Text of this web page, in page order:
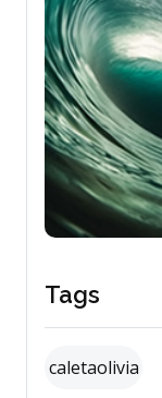
Tags
caletaolivia